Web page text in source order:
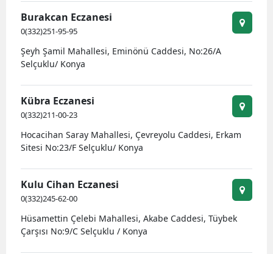
Burakcan Eczanesi
0(332)251-95-95
Şeyh Şamil Mahallesi, Eminönü Caddesi, No:26/A
Selçuklu/ Konya
Kübra Eczanesi
0(332)211-00-23
Hocacihan Saray Mahallesi, Çevreyolu Caddesi, Erkam
Sitesi No:23/F Selçuklu/ Konya
Kulu Cihan Eczanesi
0(332)245-62-00
Hüsamettin Çelebi Mahallesi, Akabe Caddesi, Tüybek
Çarşısı No:9/C Selçuklu / Konya